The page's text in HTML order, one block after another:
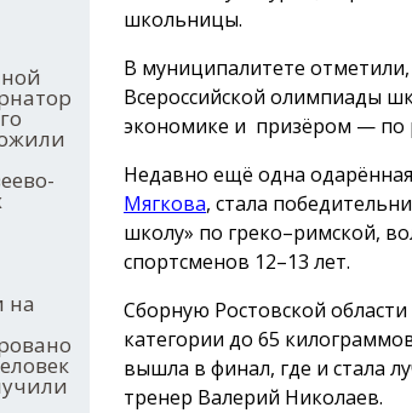
на
школьницы.
В муниципалитете
Всероссийской олимпиады
экономике и призёром — по
Недавно ещё одна
Мягкова, стала
школу» по греко–римской,
спортсменов 12–13 лет.
Сборную Ростовской
категории до 65
вышла в финал, где и стала
тренер Валерий Николаев.